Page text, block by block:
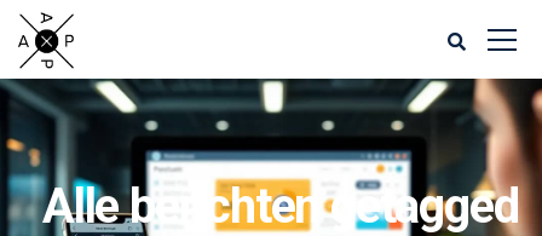
Alle berichten getagged